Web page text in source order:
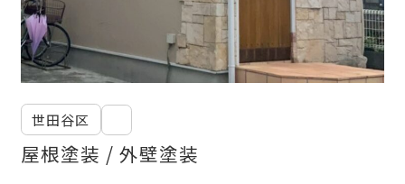
世田谷区
屋根塗装 外壁塗装